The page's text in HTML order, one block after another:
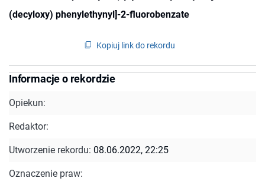
(decyloxy) phenylethynyl]-2-fluorobenzate
Kopiuj link do rekordu
Informacje o rekordzie
Opiekun:
Redaktor:
Utworzenie rekordu: 08.06.2022, 22:25
Oznaczenie praw: